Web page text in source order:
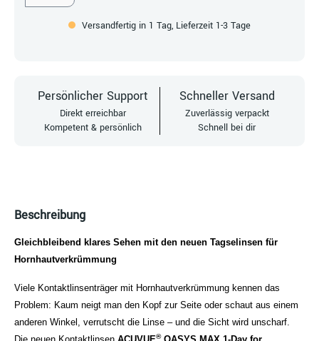
Versandfertig in 1 Tag, Lieferzeit 1-3 Tage
Persönlicher Support
Direkt erreichbar
Kompetent & persönlich
Schneller Versand
Zuverlässig verpackt
Schnell bei dir
Beschreibung
Gleichbleibend klares Sehen mit den neuen Tagselinsen für
Hornhautverkrümmung
Viele Kontaktlinsenträger mit Hornhautverkrümmung kennen das
Problem: Kaum neigt man den Kopf zur Seite oder schaut aus einem
anderen Winkel, verrutscht die Linse – und die Sicht wird unscharf.
®